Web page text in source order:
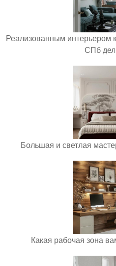
Реализованным интерьером
СПб
Большая и светлая
Какая рабочая зона